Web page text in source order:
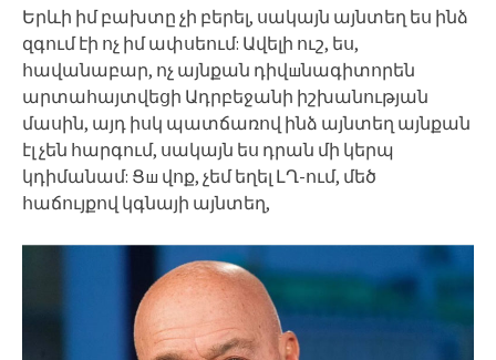
Երևի իմ բախտը չի բերել, սակայն այնտեղ ես ինձ
զգում էի ոչ իմ ափսեում: Ավելի ուշ, ես,
հավանաբար, ոչ այնքան դիվшնագիտորեն
արտահայտվեցի Ադրբեջանի իշխանության
մասին, այդ իսկ պատճառով ինձ այնտեղ այնքան
էլ չեն հարգում, սակայն ես դրան մի կերպ
կդիմանամ: Ցш վոք, չեմ եղել ԼՂ-ում, մեծ
հաճույքով կգնայի այնտեղ,